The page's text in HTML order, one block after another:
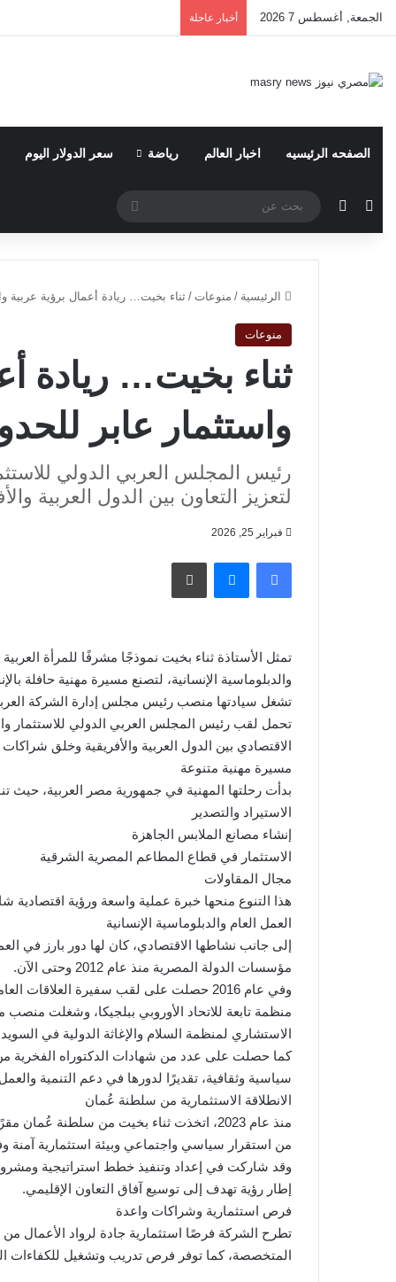
الجمعة, أغسطس 7 2026 أخبار عاجلة
الصفحه الرئيسيه اخبار العالم رياضة سعر الدولار اليوم
مقال عشوائي
الوضع المظلم
عن
الرئيسية / منوعات /ثناء بخيت… ريادة أعمال برؤية عربية
منوعات
ثناء بخيت… ريادة
واستثمار عابر
رئيس المجلس العربي الدولي
لتعزيز التعاون بين الدول العربية
فبراير 25, 2026
فيسبوك
تمثل الأستاذة ثناء بخيت نموذجًا مشرفًا للمرأة
والدبلوماسية الإنسانية، لتصنع مسيرة مهنية حافلة بالإنجازات
تشغل سيادتها منصب رئيس مجلس إدارة الشركة
تحمل لقب رئيس المجلس العربي الدولي للاستثمار
الاقتصادي بين الدول العربية والأفريقية وخلق
مسيرة مهنية متنوعة
بدأت رحلتها المهنية في جمهورية مصر العربية، حيث
الاستيراد والتصدير
إنشاء مصانع الملابس الجاهزة
الاستثمار في قطاع المطاعم المصرية الشرقية
مجال المقاولات
هذا التنوع منحها خبرة عملية واسعة ورؤية
العمل العام والدبلوماسية الإنسانية
إلى جانب نشاطها الاقتصادي، كان لها دور بارز في
مؤسسات الدولة المصرية منذ عام 2012 وحتى الآن.
وفي عام 2016 حصلت على لقب سفيرة
منظمة تابعة للاتحاد الأوروبي ببلجيكا، وشغلت
الاستشاري لمنظمة السلام والإغاثة الدولية في
كما حصلت على عدد من شهادات الدكتوراه الفخرية
سياسية وثقافية، تقديرًا لدورها في دعم التنمية
الانطلاقة الاستثمارية من سلطنة عُمان
منذ عام 2023، اتخذت ثناء بخيت من سلطنة
من استقرار سياسي واجتماعي وبيئة استثمارية آمنة
وقد شاركت في إعداد وتنفيذ خطط استراتيجية
إطار رؤية تهدف إلى توسيع آفاق التعاون الإقليمي.
فرص استثمارية وشراكات واعدة
تطرح الشركة فرصًا استثمارية جادة لرواد الأعمال
المتخصصة، كما توفر فرص تدريب وتشغيل للكفاءات